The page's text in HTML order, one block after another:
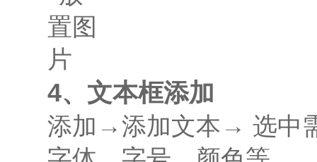
4、文本框添加
添加→添加文本→ 选中